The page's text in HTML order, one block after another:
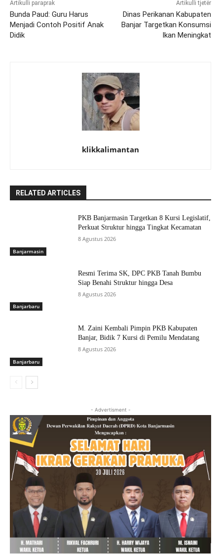
Artikulli paraprak
Bunda Paud: Guru Harus
Menjadi Contoh Positif Anak
Didik
Artikulli tjetër
Dinas Perikanan Kabupaten
Banjar Targetkan Konsumsi
Ikan Meningkat
klikkalimantan
RELATED ARTICLES
Banjarmasin
PKB Banjarmasin Targetkan 8 Kursi Legislatif,
Perkuat Struktur hingga Tingkat Kecamatan
8 Agustus 2026
Banjarbaru
Resmi Terima SK, DPC PKB Tanah Bumbu
Siap Benahi Struktur hingga Desa
8 Agustus 2026
Banjarbaru
M. Zaini Kembali Pimpin PKB Kabupaten
Banjar, Bidik 7 Kursi di Pemilu Mendatang
8 Agustus 2026
- Advertisment -